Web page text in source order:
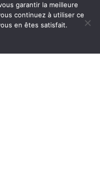
garantir la meilleure
continuez à utiliser ce
en êtes satisfait.